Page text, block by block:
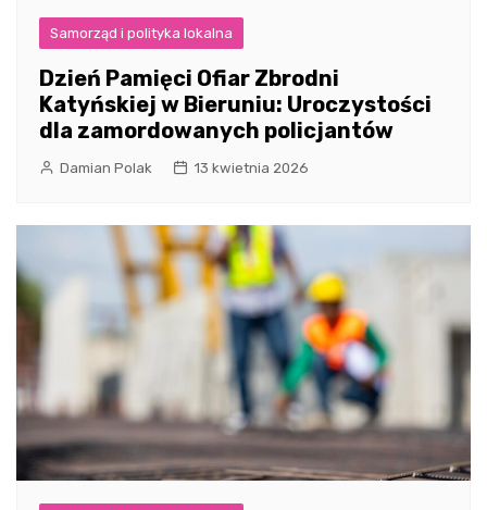
Samorząd i polityka lokalna
Dzień Pamięci Ofiar Zbrodni
Katyńskiej w Bieruniu: Uroczystości
dla zamordowanych policjantów
Damian Polak 13 kwietnia 2026